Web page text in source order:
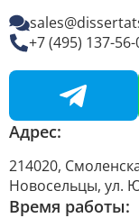
+7 (495) 137-
Адрес:
214020,
Новосельцы, ул.
Время работы: